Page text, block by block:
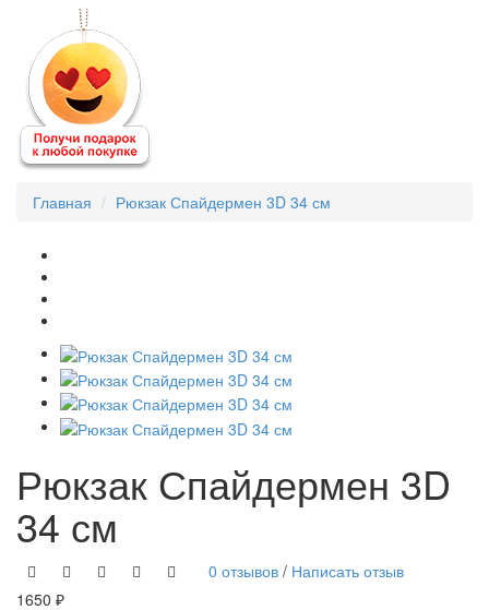
Главная Рюкзак Спайдермен 3D 34 см
Рюкзак Спайдермен 3D
34 см
0 отзывов / Написать отзыв
1650 ₽